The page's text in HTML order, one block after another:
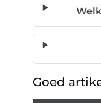
Goed